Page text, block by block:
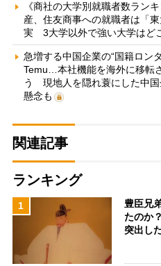
《商社の大学別就職者数ラン
産、住友商事への就職者は「
実 3大学以外で強い大学はど
急増する中国企業の“国籍ロン
Temu…本社機能を海外に移転
う 現地人を隠れ蓑にした中
懸念も
関連記事
ランキング
1
豊臣兄
たのか
突出し